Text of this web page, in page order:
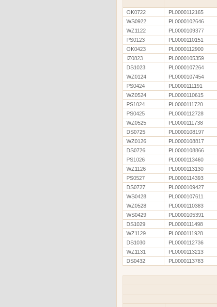
OK0722
PL0000112165
WS0922
PL0000102646
WZ1122
PL0000109377
PS0123
PL0000110151
OK0423
PL0000112900
IZ0823
PL0000105359
DS1023
PL0000107264
WZ0124
PL0000107454
PS0424
PL0000111191
WZ0524
PL0000110615
PS1024
PL0000111720
PS0425
PL0000112728
WZ0525
PL0000111738
DS0725
PL0000108197
WZ0126
PL0000108817
DS0726
PL0000108866
PS1026
PL0000113460
WZ1126
PL0000113130
PS0527
PL0000114393
DS0727
PL0000109427
WS0428
PL0000107611
WZ0528
PL0000110383
WS0429
PL0000105391
DS1029
PL0000111498
WZ1129
PL0000111928
DS1030
PL0000112736
WZ1131
PL0000113213
DS0432
PL0000113783